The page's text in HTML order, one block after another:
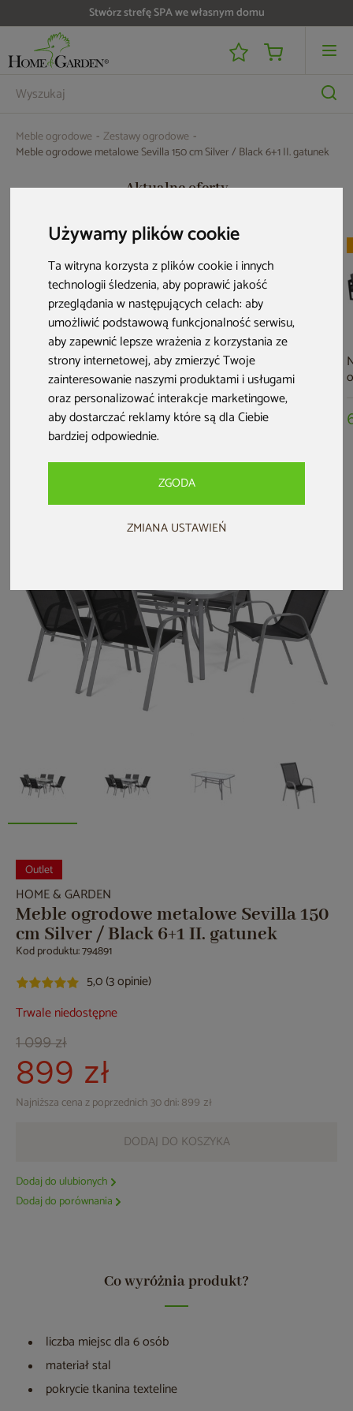
Używamy plików cookie
Ta witryna korzysta z plików cookie i innych
technologii śledzenia, aby poprawić jakość
przeglądania w następujących celach:aby
umożliwić podstawową funkcjonalność serwisu,
aby zapewnić lepsze wrażenia z korzystania ze
strony internetowej,aby zmierzyć Twoje
zainteresowanie naszymi produktami i usługami
oraz personalizować interakcje marketingowe,
aby dostarczać reklamy które są dla Ciebie
bardziej odpowiednie.
ZGODA
ZMIANA USTAWIEŃ
Stwórz strefę SPA we własnym domu
Meble ogrodowe
Zestawy ogrodowe
Meble ogrodowe metalowe Sevilla 150 cm Silver / Black 6+1 II. gatunek
Aktualne oferty
Meble ogrodowe
technorattanowe
Foggia Silk Grey /
Grey Melange
6 499 zł
Meble ogrodowe
technorattanowe
Bergamo Beige /
Beige Melange
3 999 zł
Meble ogrodowe
aluminiowe Como
Grey / Grey
1 599 zł
Outlet
HOME & GARDEN
Meble ogrodowe metalowe Sevilla 150
cm Silver / Black 6+1 II. gatunek
Kod produktu: 794891
5,0 (3 opinie)
Trwale niedostępne
1 099 zł
899 zł
Najniższa cena z poprzednich 30 dni: 899 zł
DODAJ DO KOSZYKA
Dodaj do ulubionych
Dodaj do porównania
Co wyróżnia produkt?
liczba miejsc dla 6 osób
materiał stal
pokrycie tkanina texteline